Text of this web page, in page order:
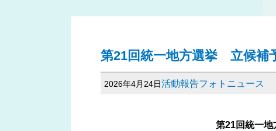
第21回統一地方選挙 立候補
2026年4月24日活動報告フォトニュース
第21回統一